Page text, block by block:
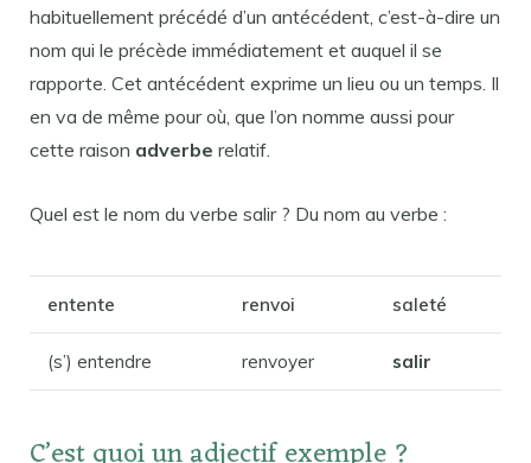
habituellement précédé d’un antécédent, c’est-à-dire un
nom qui le précède immédiatement et auquel il se
rapporte. Cet antécédent exprime un lieu ou un temps. Il
en va de même pour où, que l’on nomme aussi pour
cette raison adverbe relatif.
Quel est le nom du verbe salir ? Du nom au verbe :
entente renvoi saleté
(s’) entendre renvoyer salir